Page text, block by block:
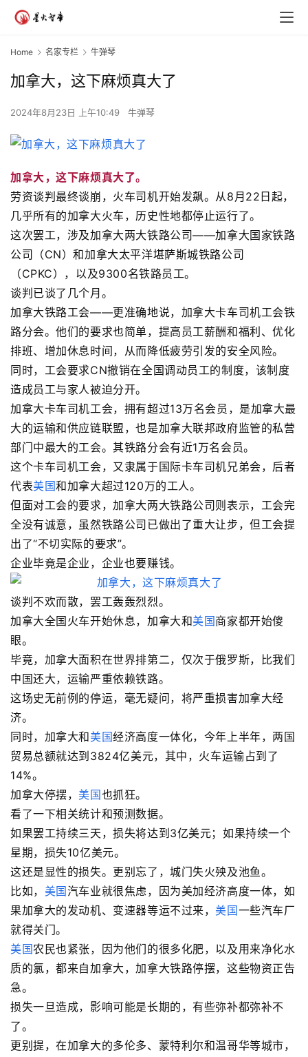
Home 名家专栏 牛弹琴
加拿大，这下麻烦真大了
2024年8月23日 上午10:49 牛弹琴
加拿大，这下麻烦真大了。
劳资谈判最终谈崩，火车司机开始发飙。从8月22日起，
几乎所有的加拿大火车，历史性地都停止运行了。
这次罢工，涉及加拿大两大铁路公司——加拿大国家铁路
公司（CN）和加拿大太平洋堪萨斯城铁路公司
（CPKC），以及9300名铁路员工。
谈判已谈了几个月。
加拿大铁路工会——更准确地说，加拿大卡车司机工会铁
路分会。他们的要求也简单，提高员工薪酬和福利、优化
排班、增加休息时间，从而降低疲劳引发的安全风险。
同时，工会要求CN撤销在全国调动员工的制度，该制度
造成员工与家人被迫分开。
加拿大卡车司机工会，拥有超过13万名会员，是加拿大最
大的运输和供应链联盟，也是加拿大联邦政府监管的私营
部门中最大的工会。其铁路分会有近1万名会员。
这个卡车司机工会，又隶属于国际卡车司机兄弟会，后者
代表美国和加拿大超过120万的工人。
但面对工会的要求，加拿大两大铁路公司则表示，工会完
全没有诚意，虽然铁路公司已做出了重大让步，但工会提
出了“不切实际的要求”。
企业毕竟是企业，企业也要赚钱。
谈判不欢而散，罢工轰轰烈烈。
加拿大全国火车开始休息，加拿大和美国商家都开始傻
眼。
毕竟，加拿大面积在世界排第二，仅次于俄罗斯，比我们
中国还大，运输严重依赖铁路。
这场史无前例的停运，毫无疑问，将严重损害加拿大经
济。
同时，加拿大和美国经济高度一体化，今年上半年，两国
贸易总额就达到3824亿美元，其中，火车运输占到了
14%。
加拿大停摆，美国也抓狂。
看了一下相关统计和预测数据。
如果罢工持续三天，损失将达到3亿美元；如果持续一个
星期，损失10亿美元。
这还是显性的损失。更别忘了，城门失火殃及池鱼。
比如， 美国汽车业就很焦虑，因为美加经济高度一体，如
果加拿大的发动机、变速器等运不过来，美国一些汽车厂
就得关门。
美国农民也紧张，因为他们的很多化肥，以及用来净化水
质的氯，都来自加拿大，加拿大铁路停摆，这些物资正告
急。
损失一旦造成，影响可能是长期的，有些弥补都弥补不
了。
更别提，在加拿大的多伦多、蒙特利尔和温哥华等城市，